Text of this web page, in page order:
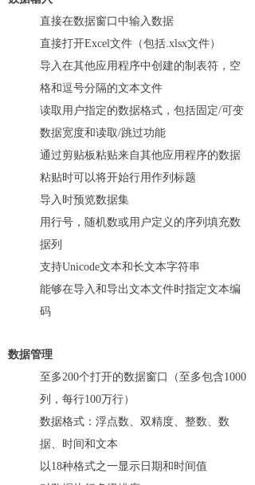
直接在数据窗口中输入数据
直接打开Excel文件（包括.xlsx文件）
导入在其他应用程序中创建的制表符，空
格和逗号分隔的文本文件
读取用户指定的数据格式，包括固定/可变
数据宽度和读取/跳过功能
通过剪贴板粘贴来自其他应用程序的数据
粘贴时可以将开始行用作列标题
导入时预览数据集
用行号，随机数或用户定义的序列填充数
据列
支持Unicode文本和长文本字符串
能够在导入和导出文本文件时指定文本编
码
数据管理
至多200个打开的数据窗口（至多包含1000
列，每行100万行）
数据格式：浮点数、双精度、整数、数
据、时间和文本
以18种格式之一显示日期和时间值